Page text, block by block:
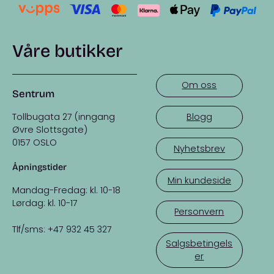
Våre butikker
Sentrum
Tollbugata 27 (inngang
Øvre Slottsgate)
0157 OSLO
Åpningstider
Mandag-Fredag: kl. 10-18
Lørdag: kl. 10-17
Tlf/sms: +47 932 45 327
Om oss
Blogg
Nyhetsbrev
Min kundeside
Personvern
Salgsbetingels
er